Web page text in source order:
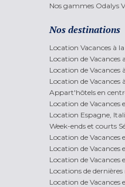
Nos gammes Odalys
Nos destinations
Location Vacances à
Location de Vacances
Location de Vacances
Location de Vacances
Appart'hôtels en
Location de Vacances
Location Espagne,
Week-ends et courts
Location de Vacances
Location de Vacances
Location de Vacances
Locations de
Location de